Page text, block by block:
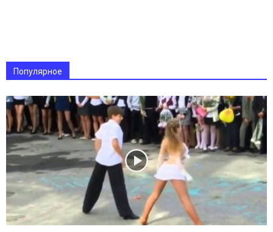
Популярное